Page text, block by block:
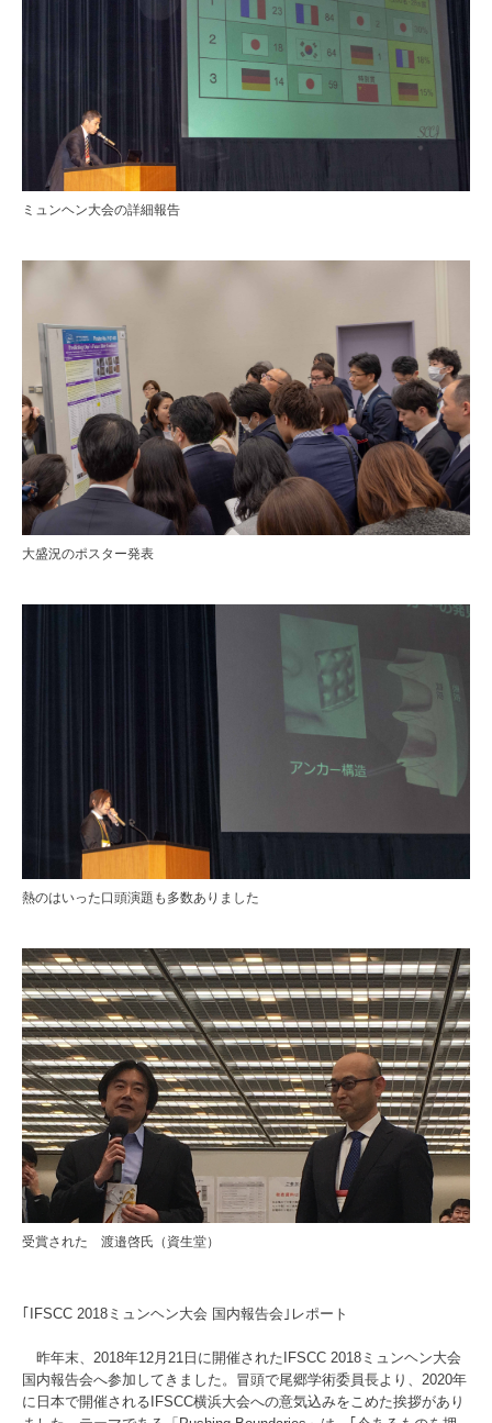
ミュンヘン大会の詳細報告
大盛況のポスター発表
熱のはいった口頭演題も多数ありました
受賞された 渡邉啓氏（資生堂）
｢IFSCC 2018ミュンヘン大会 国内報告会｣レポート
昨年末、2018年12月21日に開催されたIFSCC 2018ミュンヘン大会
国内報告会へ参加してきました。冒頭で尾郷学術委員長より、2020年
に日本で開催されるIFSCC横浜大会への意気込みをこめた挨拶があり